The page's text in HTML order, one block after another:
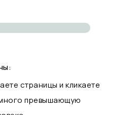
страницы и кликаете
превышающую